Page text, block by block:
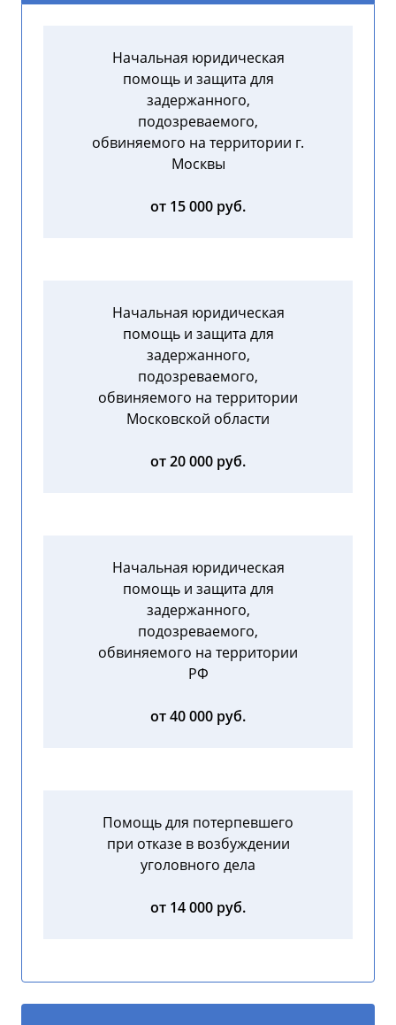
Начальная юридическая
помощь и защита для
задержанного,
подозреваемого,
обвиняемого на территории г.
Москвы
от 15 000 руб.
Начальная юридическая
помощь и защита для
задержанного,
подозреваемого,
обвиняемого на территории
Московской области
от 20 000 руб.
Начальная юридическая
помощь и защита для
задержанного,
подозреваемого,
обвиняемого на территории
РФ
от 40 000 руб.
Помощь для потерпевшего
при отказе в возбуждении
уголовного дела
от 14 000 руб.